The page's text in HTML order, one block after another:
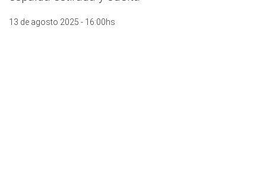
13 de agosto 2025 - 16:00hs